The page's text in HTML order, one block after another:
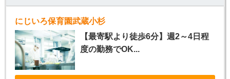
にじいろ保育園武蔵小杉
【最寄駅より徒歩6分】週2～4日程
度の勤務でOK...